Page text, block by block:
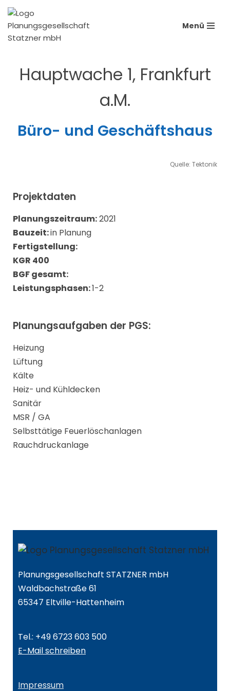
Zum
Inhalt
Menü
Hauptwache 1, Frankfurt
a.M.
Büro- und Geschäftshaus
Quelle: Tektonik
Projektdaten
Planungszeitraum:2021
Bauzeit:in Planung
Fertigstellung:
KGR 400
BGF gesamt:
Leistungsphasen:1-2
Planungsaufgaben der PGS:
Heizung
Lüftung
Kälte
Heiz- und Kühldecken
Sanitär
MSR / GA
Selbsttätige Feuerlöschanlagen
Rauchdruckanlage
Planungsgesellschaft STATZNER mbH
Waldbachstraße 61
65347 Eltville-Hattenheim
Tel.: +49 6723 603 500
E-Mail schreiben
Impressum